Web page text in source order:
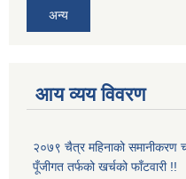
अन्य
आय व्यय विवरण
२०७९ चैत्र महिनाको समानीकरण
पूँजीगत तर्फको खर्चको फाँटवारी !!